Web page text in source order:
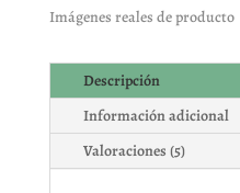
Imágenes reales de producto
Descripción
Información adicional
Valoraciones (5)